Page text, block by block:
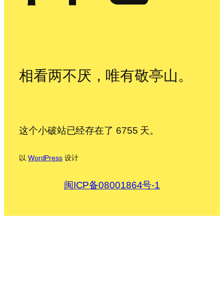
相看两不厌，唯有敬亭山。
这个小破站已经存在了 6755 天。
以 WordPress设计
闽ICP备08001864号-1